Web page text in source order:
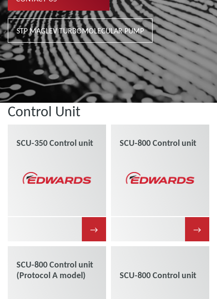
STP MAGLEV TURBOMOLECULAR PUMP
Control Unit
SCU-350 Control unit
→
SCU-800 Control unit
→
SCU-800 Control unit
(Protocol A model)
SCU-800 Control unit